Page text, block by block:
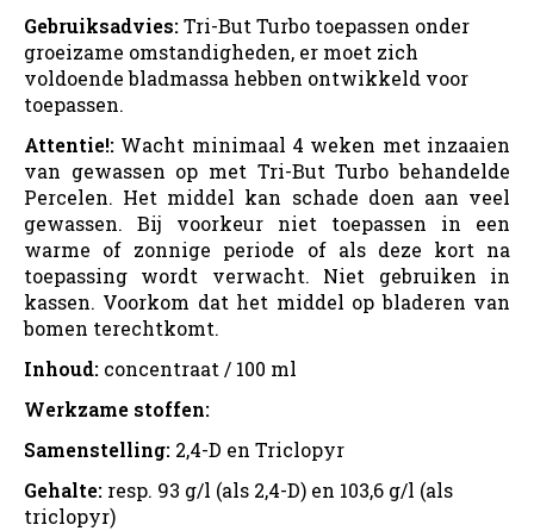
Gebruiksadvies:Tri-But Turbo toepassen onder
groeizame omstandigheden, er moet zich
voldoende bladmassa hebben ontwikkeld voor
toepassen.
Attentie!: Wacht minimaal 4 weken met inzaaien
van gewassen op met Tri-But Turbo behandelde
Percelen. Het middel kan schade doen aan veel
gewassen. Bij voorkeur niet toepassen in een
warme of zonnige periode of als deze kort na
toepassing wordt verwacht. Niet gebruiken in
kassen. Voorkom dat het middel op bladeren van
bomen terechtkomt.
Inhoud: concentraat / 100 ml
Werkzame stoffen:
Samenstelling: 2,4-D en Triclopyr
Gehalte: resp. 93 g/l (als 2,4-D) en 103,6 g/l (als
triclopyr)